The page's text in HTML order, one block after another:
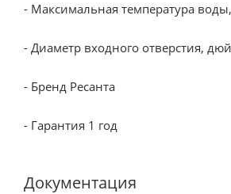
- Максимальная температура
- Диаметр входного отверстия,
- Бренд Ресанта
- Гарантия 1 год
Документация